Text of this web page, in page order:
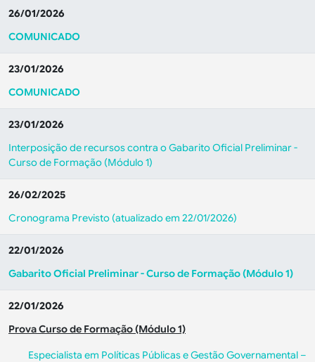
26/01/2026
COMUNICADO
23/01/2026
COMUNICADO
23/01/2026
Interposição de recursos contra o Gabarito Oficial Preliminar -
Curso de Formação (Módulo 1)
26/02/2025
Cronograma Previsto (atualizado em 22/01/2026)
22/01/2026
Gabarito Oficial Preliminar - Curso de Formação (Módulo 1)
22/01/2026
Prova Curso de Formação (Módulo 1)
Especialista em Políticas Públicas e Gestão Governamental –